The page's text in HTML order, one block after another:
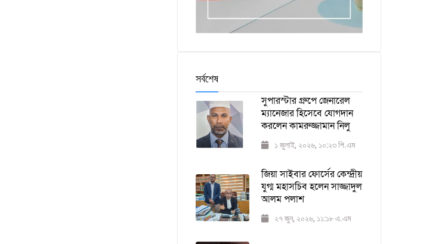
সর্বশেষ
সুপারস্টার গ্রুপে জেনারেল
ম্যানেজার হিসেবে যোগদান
করলেন কামরুজ্জামান নিলু
১ জুলাই, ২০২৬, ১০:২৩ পি.এম
জিয়া সাইবার ফোর্সের কেন্দ্রীয়
যুগ্ম মহাসচিব হলেন সাজ্জাদুল
আলম পলাশ
২৭ জুন, ২০২৬, ১১:১৮ এ.এম